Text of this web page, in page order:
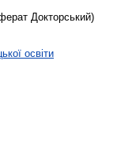
Докторський)
освіти